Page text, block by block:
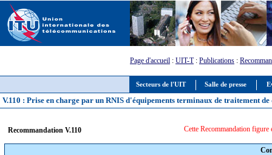
Secteurs de l'UIT Salle de presse
Page d'accueil : UIT-T: Publications :
V.110 : Prise en charge par un RNIS d'équipements terminaux de traitement
Recommandation V.110 Cette Recommandation figure